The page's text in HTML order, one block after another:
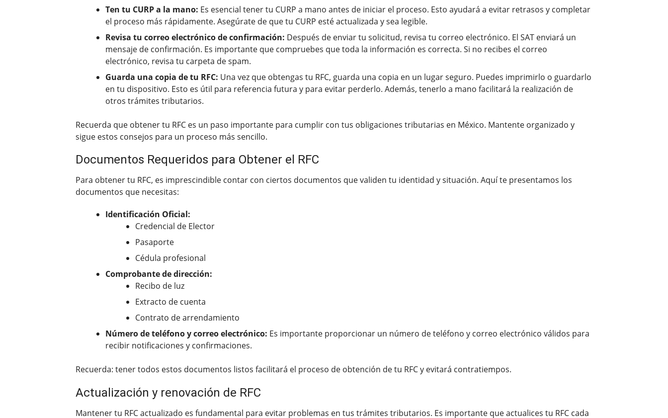
Ten tu CURP a la mano: Es esencial tener tu CURP a mano antes de iniciar el proceso. Esto ayudará a evitar retrasos y completar
el proceso más rápidamente. Asegúrate de que tu CURP esté actualizada y sea legible.
Revisa tu correo electrónico de confirmación: Después de enviar tu solicitud, revisa tu correo electrónico. El SAT enviará un
mensaje de confirmación. Es importante que compruebes que toda la información es correcta. Si no recibes el correo
electrónico, revisa tu carpeta de spam.
Guarda una copia de tu RFC: Una vez que obtengas tu RFC, guarda una copia en un lugar seguro. Puedes imprimirlo o guardarlo
en tu dispositivo. Esto es útil para referencia futura y para evitar perderlo. Además, tenerlo a mano facilitará la realización de
otros trámites tributarios.
Recuerda que obtener tu RFC es un paso importante para cumplir con tus obligaciones tributarias en México. Mantente organizado y
sigue estos consejos para un proceso más sencillo.
Documentos Requeridos para Obtener el RFC
Para obtener tu RFC, es imprescindible contar con ciertos documentos que validen tu identidad y situación. Aquí te presentamos los
documentos que necesitas:
Identificación Oficial:
Credencial de Elector
Pasaporte
Cédula profesional
Comprobante de dirección:
Recibo de luz
Extracto de cuenta
Contrato de arrendamiento
Número de teléfono y correo electrónico: Es importante proporcionar un número de teléfono y correo electrónico válidos para
recibir notificaciones y confirmaciones.
Recuerda: tener todos estos documentos listos facilitará el proceso de obtención de tu RFC y evitará contratiempos.
Actualización y renovación de RFC
Mantener tu RFC actualizado es fundamental para evitar problemas en tus trámites tributarios. Es importante que actualices tu RFC cada